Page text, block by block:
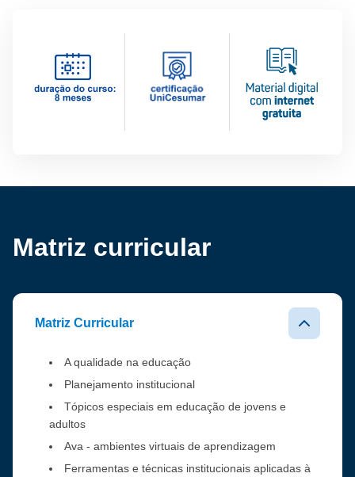
Matriz curricular
Matriz Curricular
A qualidade na educação
Planejamento institucional
Tópicos especiais em educação de jovens e
adultos
Ava - ambientes virtuais de aprendizagem
Ferramentas e técnicas institucionais aplicadas à